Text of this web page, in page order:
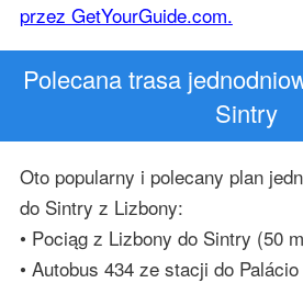
przez GetYourGuide.com.
Polecana trasa
Sintry
Oto popularny i polecany plan
do Sintry z Lizbony:
• Pociąg z Lizbony do Sintry (50
• Autobus 434 ze stacji do